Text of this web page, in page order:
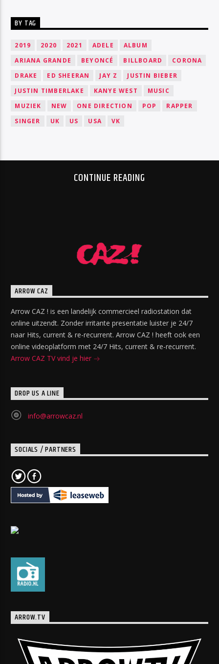
BY TAG
2019 2020 2021 ADELE
ALBUM
ARIANA GRANDE
BEYONCÉ BILLBOARD
CORONA
DRAKE
ED SHEERAN JAY Z
JUSTIN BIEBER
JUSTIN TIMBERLAKE
KANYE WEST
MUSIC
MUZIEK
NEW ONE DIRECTION POP
RAPPER
SINGER
UK US USA VK
CONTINUE READING
ARROW CAZ
Arrow CAZ ! is een landelijk commercieel radiostation dat
online uitzendt. Zonder irritante presentatie luister je 24/7
naar Hits, current & re-recurrent. Arrow CAZ ! heeft ook een
online videoplatform met 24/7 Hits, current & re-recurrent.
Arrow CAZ TV vind je hier
DROP US A LINE
info@arrowcaz.nl
SOCIALS / PARTNERS
ARROW.TV